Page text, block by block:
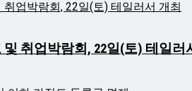
취업박람회, 22일(토) 테일러